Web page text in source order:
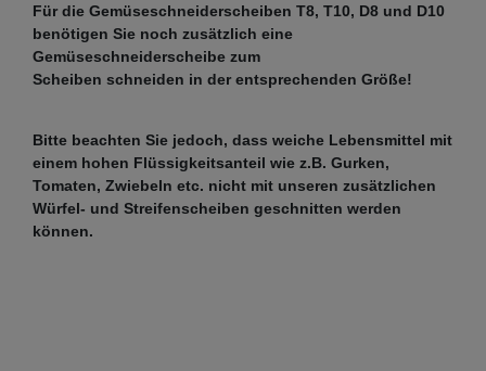
Für die Gemüseschneiderscheiben T8, T10, D8 und D10
benötigen Sie noch zusätzlich eine
Gemüseschneiderscheibe zum
Scheiben schneiden in der entsprechenden Größe!
Bitte beachten Sie jedoch, dass weiche Lebensmittel mit
einem hohen Flüssigkeitsanteil wie z.B. Gurken,
Tomaten, Zwiebeln etc. nicht mit unseren zusätzlichen
Würfel- und Streifenscheiben geschnitten werden
können.